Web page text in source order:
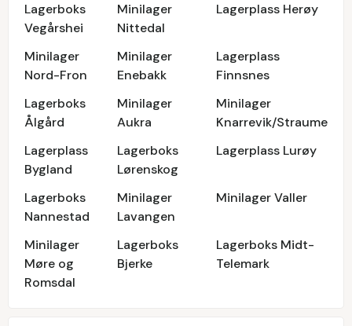
Lagerboks
Vegårshei
Minilager
Nittedal
Lagerplass Herøy
Minilager
Nord-Fron
Minilager
Enebakk
Lagerplass
Finnsnes
Lagerboks
Ålgård
Minilager
Aukra
Minilager
Knarrevik/Straume
Lagerplass
Bygland
Lagerboks
Lørenskog
Lagerplass Lurøy
Lagerboks
Nannestad
Minilager
Lavangen
Minilager Valler
Minilager
Møre og
Romsdal
Lagerboks
Bjerke
Lagerboks Midt-
Telemark